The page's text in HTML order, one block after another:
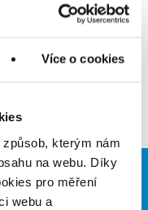
Více o cookies
kterým nám
na webu. Díky
pro měření
webu a